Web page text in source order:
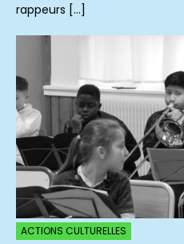
rappeurs […]
ACTIONS CULTURELLES